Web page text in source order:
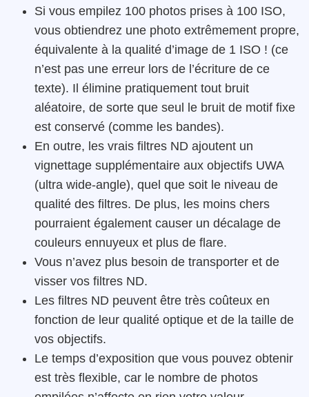
Si vous empilez 100 photos prises à 100 ISO,
vous obtiendrez une photo extrêmement propre,
équivalente à la qualité d’image de 1 ISO ! (ce
n’est pas une erreur lors de l’écriture de ce
texte). Il élimine pratiquement tout bruit
aléatoire, de sorte que seul le bruit de motif fixe
est conservé (comme les bandes).
En outre, les vrais filtres ND ajoutent un
vignettage supplémentaire aux objectifs UWA
(ultra wide-angle), quel que soit le niveau de
qualité des filtres. De plus, les moins chers
pourraient également causer un décalage de
couleurs ennuyeux et plus de flare.
Vous n’avez plus besoin de transporter et de
visser vos filtres ND.
Les filtres ND peuvent être très coûteux en
fonction de leur qualité optique et de la taille de
vos objectifs.
Le temps d’exposition que vous pouvez obtenir
est très flexible, car le nombre de photos